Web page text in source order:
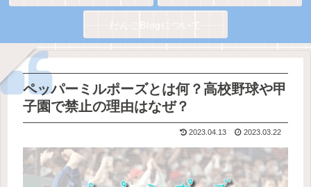
ペッパーミルポーズとは何？高校野球や甲
子園で禁止の理由はなぜ？
2023.04.13 2023.03.22